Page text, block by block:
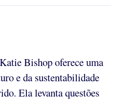
Bishop oferece uma
e da sustentabilidade
Ela levanta questões